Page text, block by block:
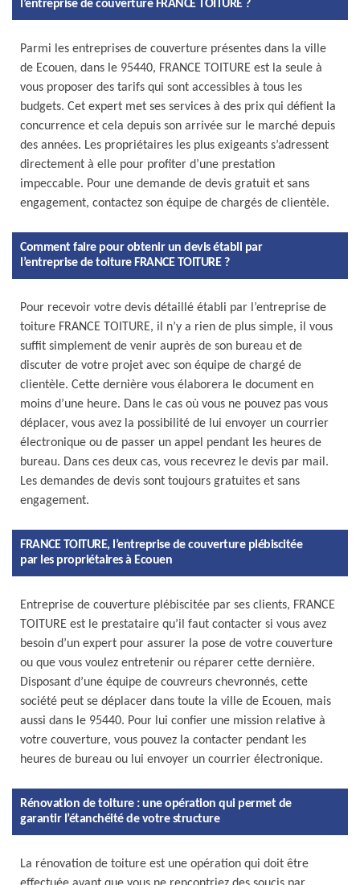
l’entreprise de couverture FRANCE TOITURE ?
Parmi les entreprises de couverture présentes dans la ville
de Ecouen, dans le 95440, FRANCE TOITURE est la seule à
vous proposer des tarifs qui sont accessibles à tous les
budgets. Cet expert met ses services à des prix qui défient la
concurrence et cela depuis son arrivée sur le marché depuis
des années. Les propriétaires les plus exigeants s’adressent
directement à elle pour profiter d’une prestation
impeccable. Pour une demande de devis gratuit et sans
engagement, contactez son équipe de chargés de clientèle.
Comment faire pour obtenir un devis établi par
l’entreprise de toiture FRANCE TOITURE ?
Pour recevoir votre devis détaillé établi par l’entreprise de
toiture FRANCE TOITURE, il n’y a rien de plus simple, il vous
suffit simplement de venir auprès de son bureau et de
discuter de votre projet avec son équipe de chargé de
clientèle. Cette dernière vous élaborera le document en
moins d’une heure. Dans le cas où vous ne pouvez pas vous
déplacer, vous avez la possibilité de lui envoyer un courrier
électronique ou de passer un appel pendant les heures de
bureau. Dans ces deux cas, vous recevrez le devis par mail.
Les demandes de devis sont toujours gratuites et sans
engagement.
FRANCE TOITURE, l’entreprise de couverture plébiscitée
par les propriétaires à Ecouen
Entreprise de couverture plébiscitée par ses clients, FRANCE
TOITURE est le prestataire qu’il faut contacter si vous avez
besoin d’un expert pour assurer la pose de votre couverture
ou que vous voulez entretenir ou réparer cette dernière.
Disposant d’une équipe de couvreurs chevronnés, cette
société peut se déplacer dans toute la ville de Ecouen, mais
aussi dans le 95440. Pour lui confier une mission relative à
votre couverture, vous pouvez la contacter pendant les
heures de bureau ou lui envoyer un courrier électronique.
Rénovation de toiture : une opération qui permet de
garantir l’étanchéité de votre structure
La rénovation de toiture est une opération qui doit être